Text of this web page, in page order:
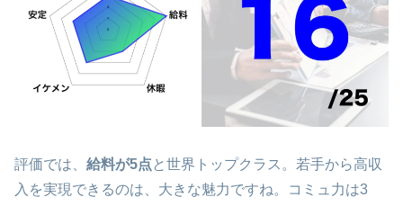
評価では、 給料が5点 と世界トップクラス。若手から高収
入を実現できるのは、大きな魅力ですね。コミュ力は3